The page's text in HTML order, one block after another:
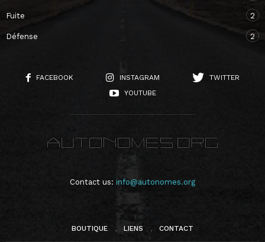
Fuite 2
Défense 2
FACEBOOK INSTAGRAM
TWITTER
YOUTUBE
Contact us: info@autonomes.org
BOUTIQUE LIENS CONTACT